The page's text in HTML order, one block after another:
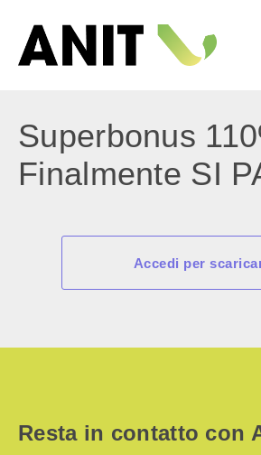
Superbonus
Finalmente SI
Accedi per
Resta in contatto con